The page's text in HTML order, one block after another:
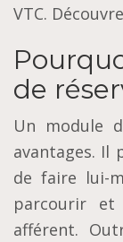
VTC.
de
Un module
avantages. Il
de faire lui-
parcourir
afférent.